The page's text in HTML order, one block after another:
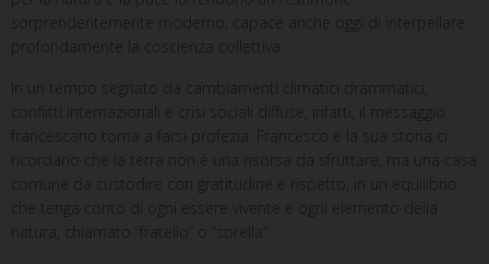
sorprendentemente moderno, capace anche oggi di interpellare
profondamente la coscienza collettiva.
In un tempo segnato da cambiamenti climatici drammatici,
conflitti internazionali e crisi sociali diffuse, infatti, il messaggio
francescano torna a farsi profezia: Francesco e la sua storia ci
ricordano che la terra non è una risorsa da sfruttare, ma una casa
comune da custodire con gratitudine e rispetto, in un equilibrio
che tenga conto di ogni essere vivente e ogni elemento della
natura, chiamato “fratello” o “sorella”.